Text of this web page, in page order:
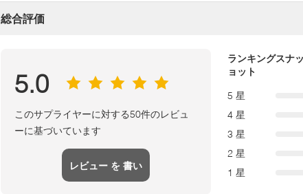
総合評価
5.0
このサプライヤーに対する50件のレビュ
ーに基づいています
レビュー を 書い
ランキングスナ
ョット
5 星
4 星
3 星
2 星
1 星